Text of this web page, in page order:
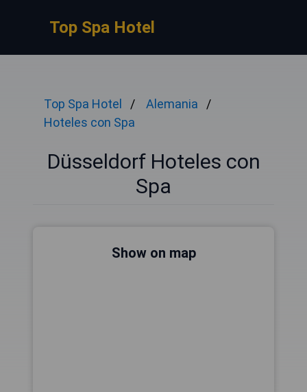
Top Spa Hotel
Top Spa Hotel
Alemania
Hoteles con Spa
Düsseldorf Hoteles con
Spa
Show on map